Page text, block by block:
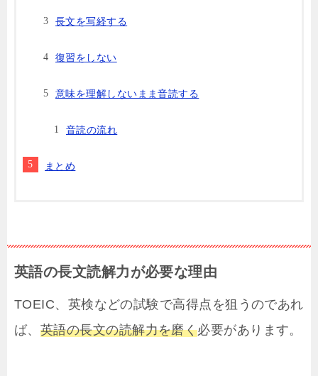
長文を写経する
復習をしない
意味を理解しないまま音読する
音読の流れ
まとめ
英語の長文読解力が必要な理由
TOEIC、英検などの試験で高得点を狙うのであれ
ば、 英語の長文の読解力を磨く必要があります。